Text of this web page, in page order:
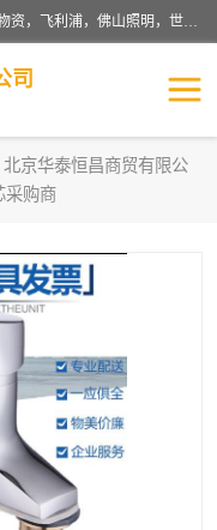
专业配送水暖器材、光源灯具、五金交电等维修物资，飞利浦，佛山照明，世达，博世，九牧，特陶等各产品涉及国内外知名品牌。公司专注与物业、学校、酒店、工厂等单位合作，提供一站式配送服务，降低客户综合成本。依托电子商务改变传统模式，以专业的团队为客户提供24H物资配送到达，货到月结、统一开票，便捷退换等服务，提高了企业的运营效率。
司
北京华泰恒昌商贸有限公
采购商
灯饰
辅材